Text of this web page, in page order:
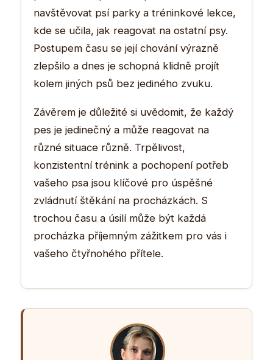
navštěvovat psí parky a tréninkové lekce,
kde se učila, jak reagovat na ostatní psy.
Postupem času se její chování výrazně
zlepšilo a dnes je schopná klidně projít
kolem jiných psů bez jediného zvuku.
Závěrem je důležité si uvědomit, že každý
pes je jedinečný a může reagovat na
různé situace různě. Trpělivost,
konzistentní trénink a pochopení potřeb
vašeho psa jsou klíčové pro úspěšné
zvládnutí štěkání na procházkách. S
trochou času a úsilí může být každá
procházka příjemným zážitkem pro vás i
vašeho čtyřnohého přítele.